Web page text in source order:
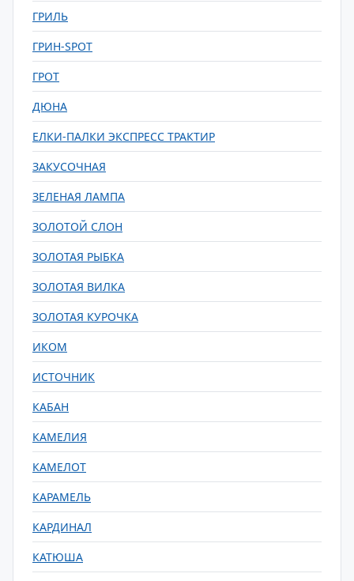
ГРИЛЬ
ГРИН-SPOT
ГРОТ
ДЮНА
ЕЛКИ-ПАЛКИ ЭКСПРЕСС ТРАКТИР
ЗАКУСОЧНАЯ
ЗЕЛЕНАЯ ЛАМПА
ЗОЛОТОЙ СЛОН
ЗОЛОТАЯ РЫБКА
ЗОЛОТАЯ ВИЛКА
ЗОЛОТАЯ КУРОЧКА
ИКОМ
ИСТОЧНИК
КАБАН
КАМЕЛИЯ
КАМЕЛОТ
КАРАМЕЛЬ
КАРДИНАЛ
КАТЮША